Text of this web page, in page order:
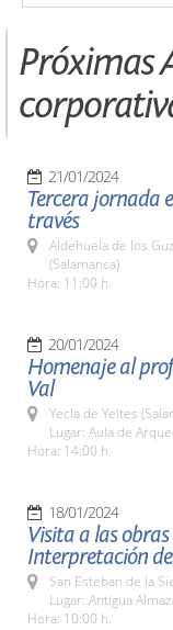
Próximas
21/01/2024
Tercera jornada
través
Aldehuela de los
(Salamanca)
Hora: 11:00 h.
20/01/2024
Homenaje al
Val
Yecla de Yeltes
Lugar: Aula de
Hora: 14:00 h.
18/01/2024
Visita a las
Interpretación
San Esteban de la
Lugar: Antigua
Hora: 10:00 h.